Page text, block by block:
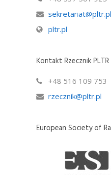
sekretariat@pltr.pl
pltr.pl
Kontakt Rzecznik PLTR
+48 516 109 753
rzecznik@pltr.pl
European Society of